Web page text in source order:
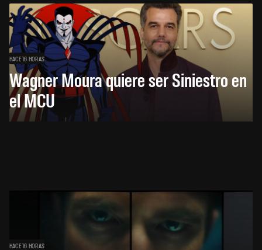
HACE 16 HORAS
Wagner Moura quiere ser Siniestro en
el MCU
HACE 16 HORAS